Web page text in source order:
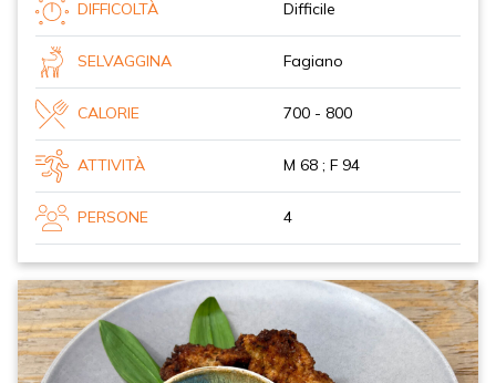
DIFFICOLTÀ Difficile
SELVAGGINA Fagiano
CALORIE 700 - 800
ATTIVITÀ M 68 ; F 94
PERSONE 4